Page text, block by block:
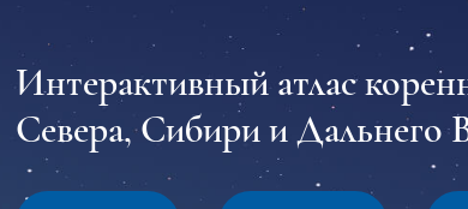
Интерактивный атлас
Севера, Сибири и Дальнего